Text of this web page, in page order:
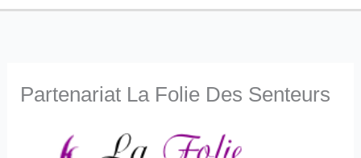
Partenariat La Folie Des Senteurs